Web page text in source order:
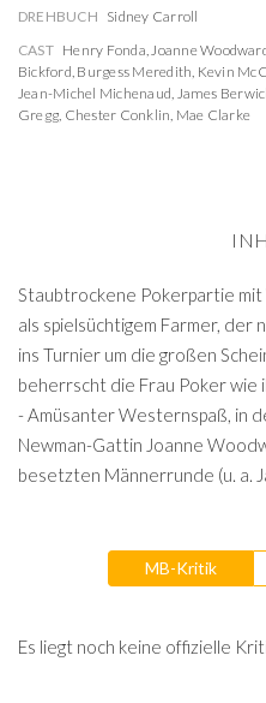
DREHBUCH Sidney Carroll
CAST Henry Fonda,Joanne
Bickford, Burgess Meredith, Kevin
Jean-Michel Michenaud, James
Gregg, Chester Conklin, Mae Clarke
Staubtrockene Pokerpartie
als spielsüchtigem Farmer, der
ins Turnier um die großen
beherrscht die Frau Poker wie
- Amüsanter Westernspaß, in
Newman-Gattin Joanne
besetzten Männerrunde (u. a.
MB-Kritik
Es liegt noch keine offizielle